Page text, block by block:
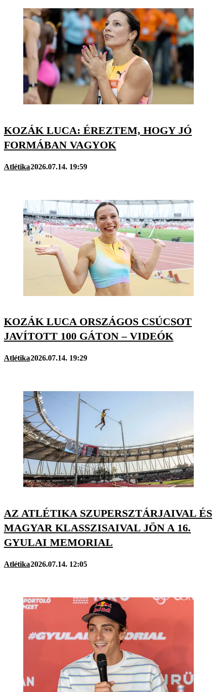
KOZÁK LUCA: ÉREZTEM, HOGY JÓ
FORMÁBAN VAGYOK
Atlétika2026.07.14. 19:59
KOZÁK LUCA ORSZÁGOS CSÚCSOT
JAVÍTOTT 100 GÁTON – VIDEÓK
Atlétika2026.07.14. 19:29
AZ ATLÉTIKA SZUPERSZTÁRJAIVAL ÉS
MAGYAR KLASSZISAIVAL JÖN A 16.
GYULAI MEMORIAL
Atlétika2026.07.14. 12:05